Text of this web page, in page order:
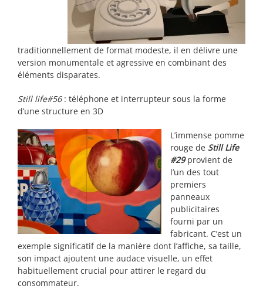
traditionnellement de format modeste, il en délivre une
version monumentale et agressive en combinant des
éléments disparates.
Still life#56: téléphone et interrupteur sous la forme
d’une structure en 3D
L’immense pomme
rouge de Still Life
#29provient de
l’un des tout
premiers
panneaux
publicitaires
fourni par un
fabricant. C’est un
exemple significatif de la manière dont l’affiche, sa taille,
son impact ajoutent une audace visuelle, un effet
habituellement crucial pour attirer le regard du
consommateur.